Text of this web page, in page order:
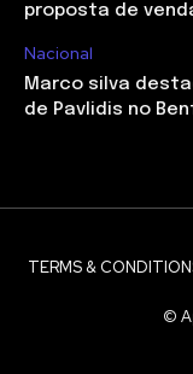
proposta de
Nacional
Marco silva
de Pavlidis no
TERMS &
©